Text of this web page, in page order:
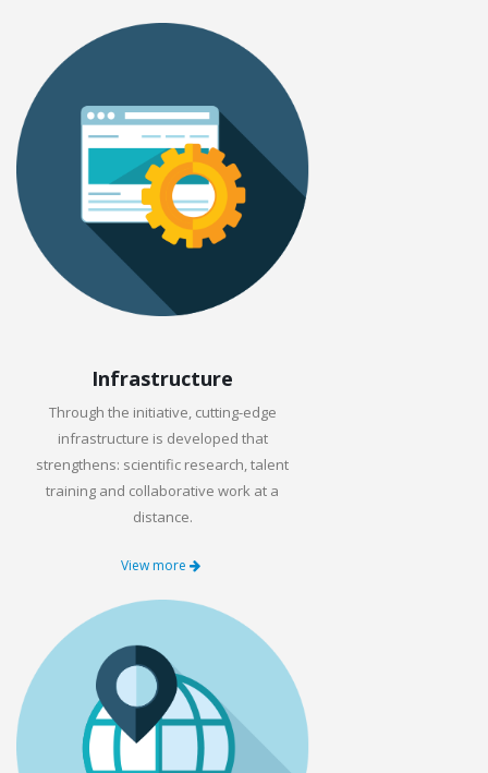
Infrastructure
Through the initiative, cutting-edge
infrastructure is developed that
strengthens: scientific research, talent
training and collaborative work at a
distance.
View more